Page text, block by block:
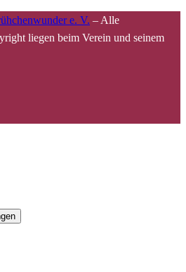
e. V. – Alle
liegen beim Verein und seinem